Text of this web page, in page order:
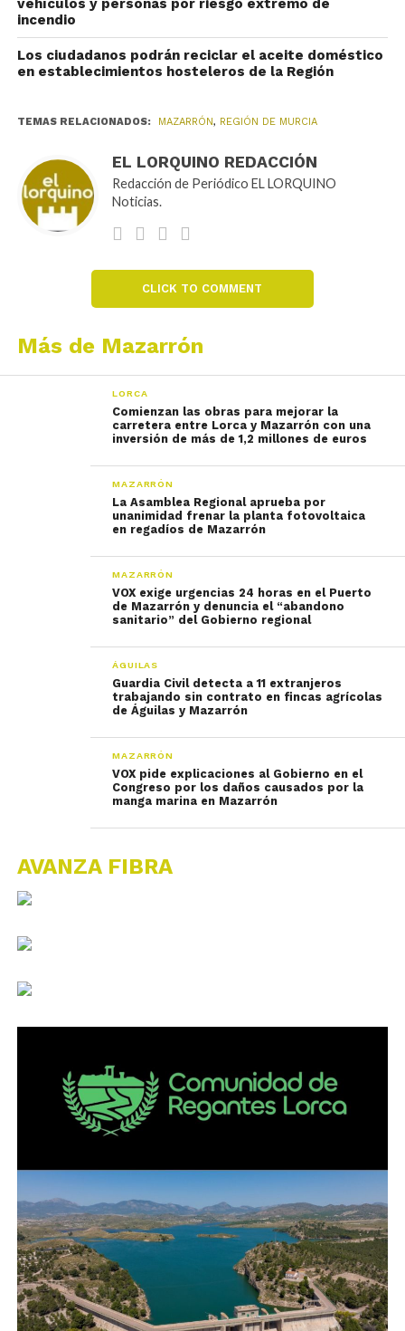
vehículos y personas por riesgo extremo de
incendio
Los ciudadanos podrán reciclar el aceite doméstico
en establecimientos hosteleros de la Región
TEMAS RELACIONADOS: MAZARRÓN, REGIÓN DE MURCIA
EL LORQUINO REDACCIÓN
Redacción de Periódico EL LORQUINO
Noticias.
CLICK TO COMMENT
Más de Mazarrón
LORCA
Comienzan las obras para mejorar la
carretera entre Lorca y Mazarrón con una
inversión de más de 1,2 millones de euros
MAZARRÓN
La Asamblea Regional aprueba por
unanimidad frenar la planta fotovoltaica
en regadíos de Mazarrón
MAZARRÓN
VOX exige urgencias 24 horas en el Puerto
de Mazarrón y denuncia el “abandono
sanitario” del Gobierno regional
ÁGUILAS
Guardia Civil detecta a 11 extranjeros
trabajando sin contrato en fincas agrícolas
de Águilas y Mazarrón
MAZARRÓN
VOX pide explicaciones al Gobierno en el
Congreso por los daños causados por la
manga marina en Mazarrón
AVANZA FIBRA